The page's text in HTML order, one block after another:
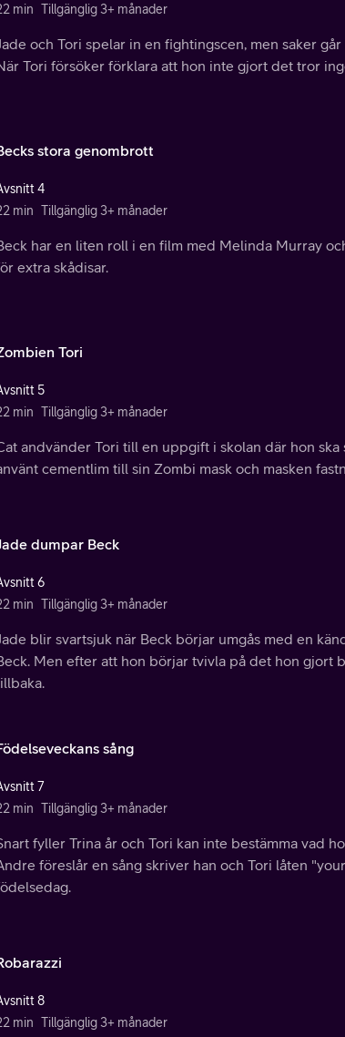
min Tillgänglig 3+ månader
och Tori spelar in en fightingscen, men saker
Tori försöker förklara att hon inte gjort det tror
stora genombrott
4
min Tillgänglig 3+ månader
har en liten roll i en film med Melinda Murray
extra skådisar.
Tori
5
min Tillgänglig 3+ månader
andvänder Tori till en uppgift i skolan där hon
cementlim till sin Zombi mask och masken
dumpar Beck
6
min Tillgänglig 3+ månader
blir svartsjuk när Beck börjar umgås med en
Men efter att hon börjar tvivla på det hon gjort
sång
7
min Tillgänglig 3+ månader
fyller Trina år och Tori kan inte bestämma vad
föreslår en sång skriver han och Tori låten
8
min Tillgänglig 3+ månader